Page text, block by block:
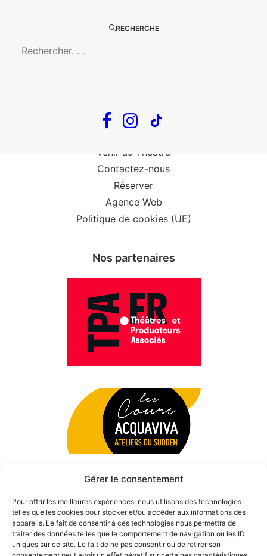
Gérer le consentement
Pour offrir les meilleures expériences, nous utilisons des technologies
telles que les cookies pour stocker et/ou accéder aux informations des
appareils. Le fait de consentir à ces technologies nous permettra de
traiter des données telles que le comportement de navigation ou les ID
uniques sur ce site. Le fait de ne pas consentir ou de retirer son
RECHERCHE
The Loop
Confidences d’un illusionniste
Infos
Venir au Théâtre
Contactez-nous
Réserver
Agence Web
Politique de cookies (UE)
Nos partenaires